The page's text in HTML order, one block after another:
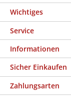
Wichtiges
Service
Informationen
Sicher Einkaufen
Zahlungsarten